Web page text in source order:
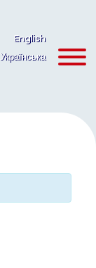
English
Українська